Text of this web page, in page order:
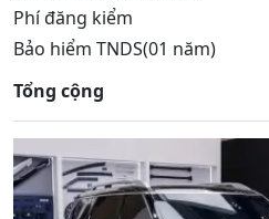
Phí đăng kiểm
Bảo hiểm TNDS(01 năm)
Tổng cộng